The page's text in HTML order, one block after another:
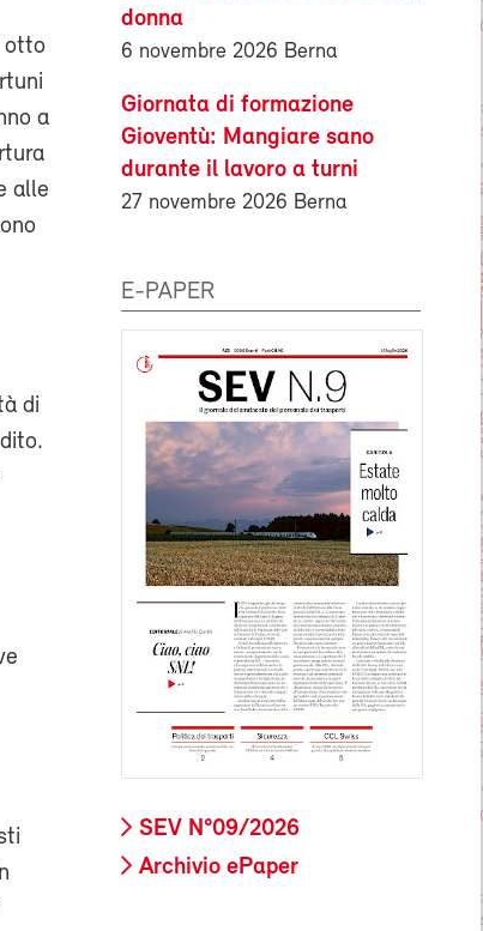
otto
a
alle
di
donna
6 novembre 2026 Berna
Giornata di formazione
Gioventù: Mangiare sano
durante il lavoro a turni
27 novembre 2026 Berna
E-PAPER
SEV N°09/2026
Archivio ePaper